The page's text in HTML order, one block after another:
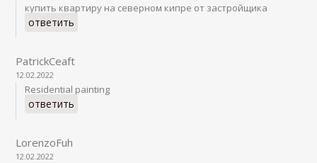
купить квартиру на северном кипре от застройщика
ответить
PatrickCeaft
12.02.2022
Residential painting
ответить
LorenzoFuh
12.02.2022